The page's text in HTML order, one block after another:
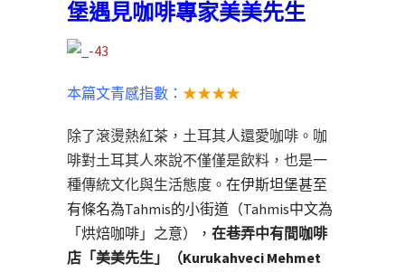
堡遇見咖啡專家美美先生
本篇文青感指數： ★★★★
除了滾燙熱紅茶，土耳其人還愛咖啡。咖
啡對土耳其人來說不僅僅是飲料，也是一
種傳統文化與生活態度。 在伊斯坦堡甚至
有條名為Tahmis的小街道（Tahmis中文為
「烘焙咖啡」之意）， 在巷弄中有間咖啡
店「美美先生」（Kurukahveci Mehmet